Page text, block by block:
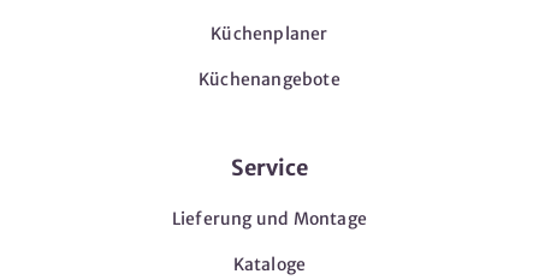
Küchenplaner
Küchenangebote
Service
Lieferung und Montage
Kataloge